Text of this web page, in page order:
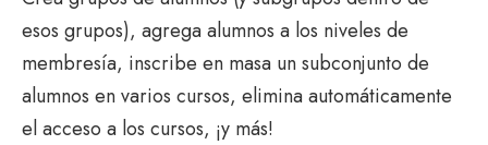
esos grupos), agrega alumnos a los niveles de
membresía, inscribe en masa un subconjunto de
alumnos en varios cursos, elimina automáticamente
el acceso a los cursos, ¡y más!